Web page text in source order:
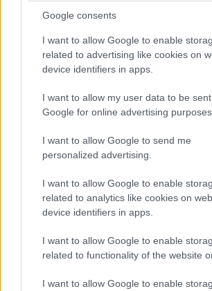
Google consents
I want to allow Google to enable
related to advertising like cookies on
device identifiers in apps.
I want to allow my user data to be
Google for online advertising purposes.
I want to allow Google to send me
personalized advertising.
I want to allow Google to enable
related to analytics like cookies on
device identifiers in apps.
I want to allow Google to enable
related to functionality of the website
I want to allow Google to enable